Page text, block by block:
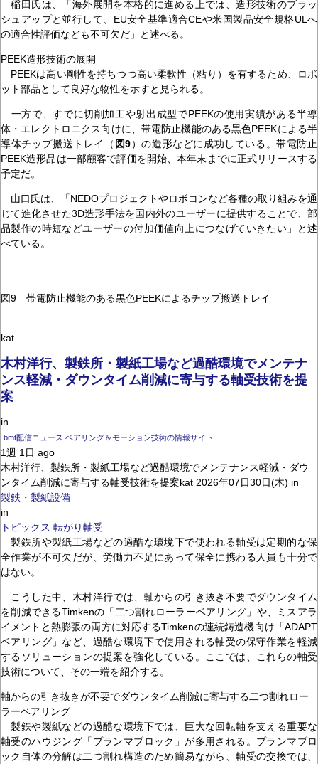
稲田氏は、「海外展開を本格的に進める上では、造形技術のブラッ
シュアップと並行して、EU安全基準適合CEや米国製品安全規格ULへ
の適合性評価なども不可欠だ」と述べる。
PEEK造形技術の展開
PEEKは高い剛性を持ちつつ高い柔軟性（粘り）を有するため、ロボ
ット部品として良好な物性を示すと見られる。
一方で、すでに切削加工や射出成型でPEEKの使用実績がある半導
体・エレクトロニクス向けに、帯電防止機能のある黒色PEEKによる半
導体チップ搬送トレイ（ 図9）の造形などに成功している。帯電防止
PEEK造形品は一部顧客で評価を開始、本年末までに正式リリースする
予定だ。
山口氏は、「NEDOプロジェクトやロボコンなど各種の取り組みを通
じて進化させた3D造形手法を国内外のユーザーに提供することで、部
品製作の時短などユーザーの付加価値向上につなげていきたい」と述
べている。
図9 帯電防止機能のある黒色PEEKによるチップ搬送トレイ
kat
木村洋行、製鉄所・製紙工場など過酷環境でメンテナ
ンス軽減・ダウンタイム削減に寄与する軸受技術を提
案
in
bmt配信ニュース ベアリング＆モーション技術の情報サイト
1週 1日 ago
木村洋行、製鉄所・製紙工場など過酷環境でメンテナンス軽減・ダウ
ンタイム削減に寄与する軸受技術を提案kat 2026年07日30日(木) in
製鉄・製紙設備
in
トピックス 転がり軸受
製鉄所や製紙工場などの過酷な環境下で使われる軸受は定期的な保
全作業が不可欠だが、労働力不足にあって保全に携わる人員も十分で
はない。
こうした中、木村洋行では、軸からの引き抜き不要でダウンタイム
を削減できるTimkenの「二つ割れローラーベアリング」や、ミスアラ
イメントと熱膨張の両方に対応するTimkenの連続鋳造機向け「ADAPT
ベアリング」など、過酷な環境下で使用される軸受の保守作業を軽減
するソリューションの提案を強化している。ここでは、これらの軸受
技術について、その一端を紹介する。
軸からの引き抜きが不要でダウンタイム削減に寄与する二つ割れロー
ラーベアリング
製鉄や製紙などの過酷な環境下では、巨大な回転軸を支える重要な
軸受のハウジング「プランマブロック」が多用される。プランマブロ
ック自体の分解は二つ割れ構造のため簡易ながら、軸受の交換では、